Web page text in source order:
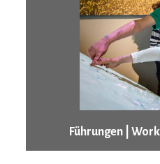
Führungen |